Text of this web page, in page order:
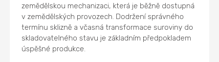
zemědělskou mechanizaci, která je běžně dostupná
v zemědělských provozech. Dodržení správného
termínu sklizně a včasná transformace suroviny do
skladovatelného stavu je základním předpokladem
úspěšné produkce.